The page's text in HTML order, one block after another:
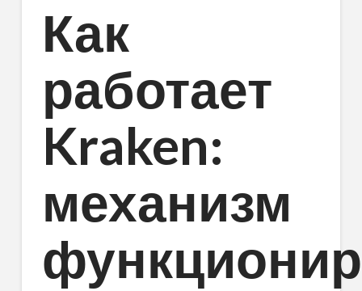
Как
работает
Kraken:
механизм